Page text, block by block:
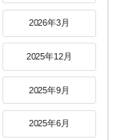
2026年3月
2025年12月
2025年9月
2025年6月